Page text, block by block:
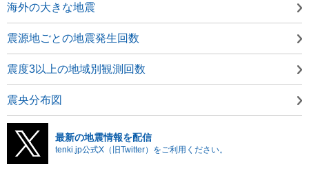
海外の大きな地震
震源地ごとの地震発生回数
震度3以上の地域別観測回数
震央分布図
最新の地震情報を配信
tenki.jp公式X（旧Twitter）をご利用ください。